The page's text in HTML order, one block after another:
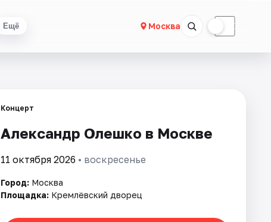
Ещё Москва ☾
Концерт
Александр Олешко в Москве
11 октября 2026 • воскресенье
Город: Москва
Площадка: Кремлёвский дворец